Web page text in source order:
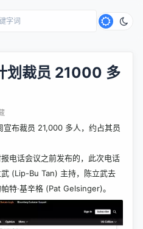
划裁员 21000 多
宣布裁员 21,000 多人，约占其员
电话会议之前发布的，此次电话
(Lip-Bu Tan) 主持，陈立武去
特·基辛格 (Pat Gelsinger)。